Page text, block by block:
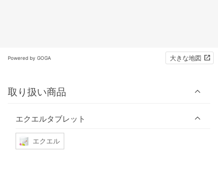
Powered by GOGA 大きな地図
取り扱い商品
エクエルタブレット
エクエル